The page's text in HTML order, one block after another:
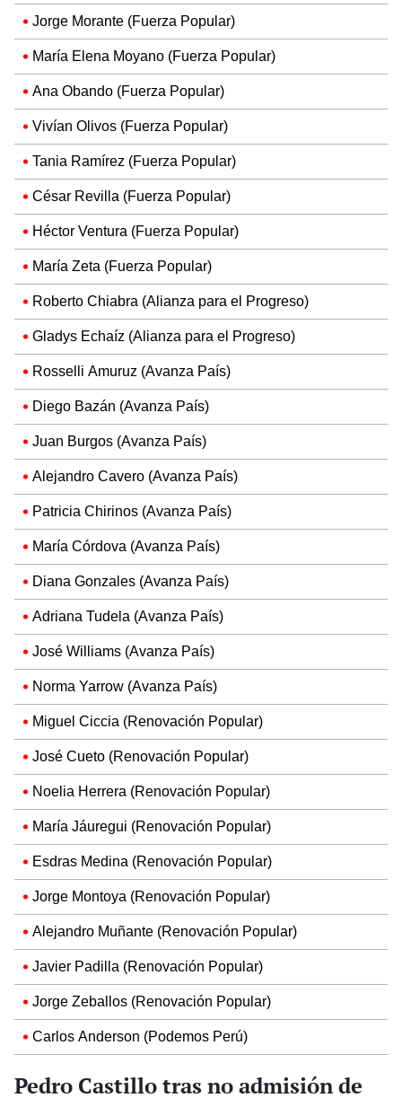
Jorge Morante (Fuerza Popular)
María Elena Moyano (Fuerza Popular)
Ana Obando (Fuerza Popular)
Vivían Olivos (Fuerza Popular)
Tania Ramírez (Fuerza Popular)
César Revilla (Fuerza Popular)
Héctor Ventura (Fuerza Popular)
María Zeta (Fuerza Popular)
Roberto Chiabra (Alianza para el Progreso)
Gladys Echaíz (Alianza para el Progreso)
Rosselli Amuruz (Avanza País)
Diego Bazán (Avanza País)
Juan Burgos (Avanza País)
Alejandro Cavero (Avanza País)
Patricia Chirinos (Avanza País)
María Córdova (Avanza País)
Diana Gonzales (Avanza País)
Adriana Tudela (Avanza País)
José Williams (Avanza País)
Norma Yarrow (Avanza País)
Miguel Ciccia (Renovación Popular)
José Cueto (Renovación Popular)
Noelia Herrera (Renovación Popular)
María Jáuregui (Renovación Popular)
Esdras Medina (Renovación Popular)
Jorge Montoya (Renovación Popular)
Alejandro Muñante (Renovación Popular)
Javier Padilla (Renovación Popular)
Jorge Zeballos (Renovación Popular)
Carlos Anderson (Podemos Perú)
Pedro Castillo tras no admisión de